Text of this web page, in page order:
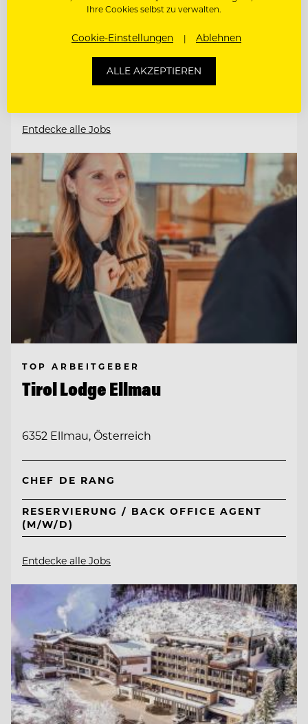
6410 Telfs, Österreich
KOORDINATOR:IN FÜR KOMMUNIKATION
& ADMINISTRATION
SALES MANAGER (M/W/D)
Entdecke alle Jobs
TOP ARBEITGEBER
Tirol Lodge Ellmau
6352 Ellmau, Österreich
CHEF DE RANG
RESERVIERUNG / BACK OFFICE AGENT
(M/W/D)
Entdecke alle Jobs
Ihre Cookies selbst zu verwalten.
Cookie-Einstellungen Ablehnen
ALLE AKZEPTIEREN